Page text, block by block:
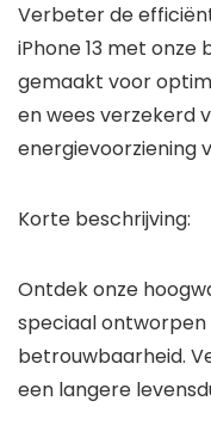
Verbeter de
iPhone 13 met onze
gemaakt voor
en wees verzekerd
energievoorziening
Korte beschrijving:
Ontdek onze
speciaal
betrouwbaarheid.
een langere